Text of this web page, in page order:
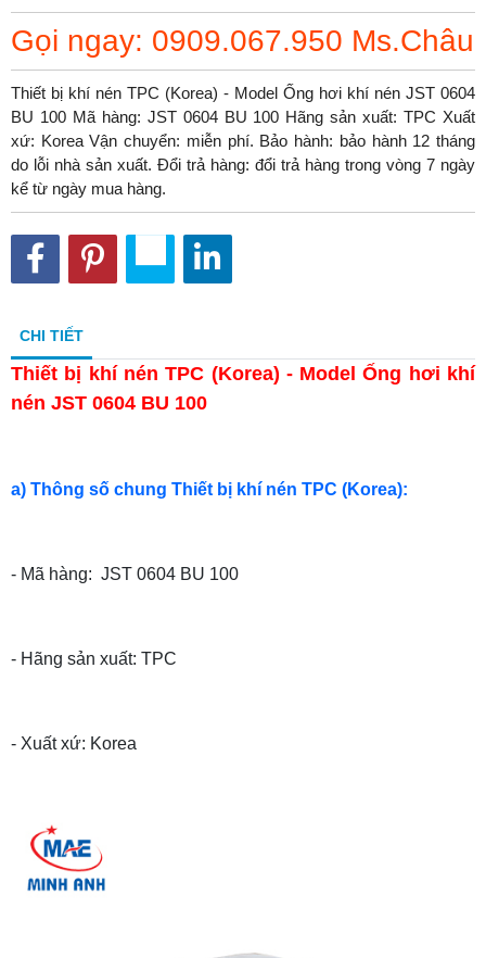
Gọi ngay: 0909.067.950 Ms.Châu
Thiết bị khí nén TPC (Korea) - Model Ống hơi khí nén JST 0604
BU 100 Mã hàng: JST 0604 BU 100 Hãng sản xuất: TPC Xuất
xứ: Korea Vận chuyển: miễn phí. Bảo hành: bảo hành 12 tháng
do lỗi nhà sản xuất. Đổi trả hàng: đổi trả hàng trong vòng 7 ngày
kể từ ngày mua hàng.
CHI TIẾT
Thiết bị khí nén TPC (Korea) - Model Ống hơi khí
nén JST 0604 BU 100
a) Thông số chung Thiết bị khí nén TPC (Korea):
- Mã hàng: JST 0604 BU 100
- Hãng sản xuất: TPC
- Xuất xứ: Korea